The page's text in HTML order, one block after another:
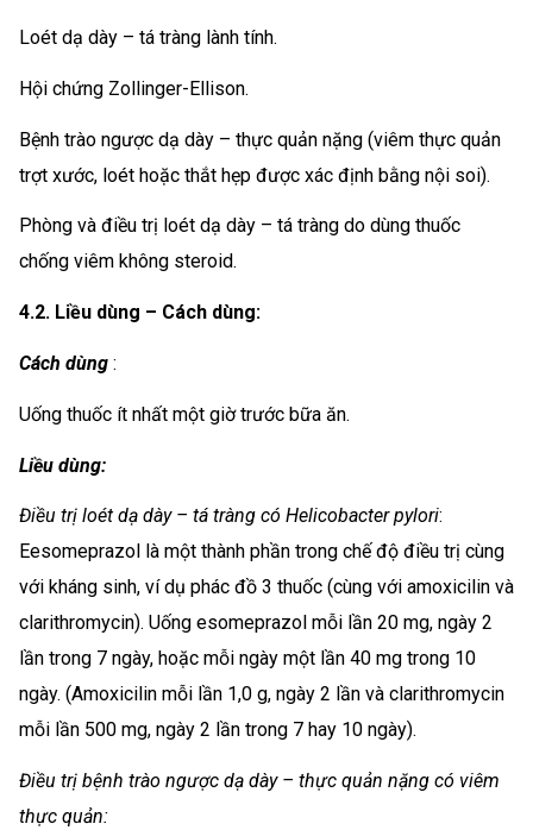
Loét dạ dày – tá tràng lành tính.
Hội chứng Zollinger-Ellison.
Bệnh trào ngược dạ dày – thực quản nặng (viêm thực quản
trợt xước, loét hoặc thắt hẹp được xác định bằng nội soi).
Phòng và điều trị loét dạ dày – tá tràng do dùng thuốc
chống viêm không steroid.
4.2. Liều dùng – Cách dùng:
Cách dùng :
Uống thuốc ít nhất một giờ trước bữa ăn.
Liều dùng:
Điều trị loét dạ dày – tá tràng có Helicobacter pylori:
Eesomeprazol là một thành phần trong chế độ điều trị cùng
với kháng sinh, ví dụ phác đồ 3 thuốc (cùng với amoxicilin và
clarithromycin). Uống esomeprazol mỗi lần 20 mg, ngày 2
lần trong 7 ngày, hoặc mỗi ngày một lần 40 mg trong 10
ngày. (Amoxicilin mỗi lần 1,0 g, ngày 2 lần và clarithromycin
mỗi lần 500 mg, ngày 2 lần trong 7 hay 10 ngày).
Điều trị bệnh trào ngược dạ dày – thực quản nặng có viêm
thực quản: